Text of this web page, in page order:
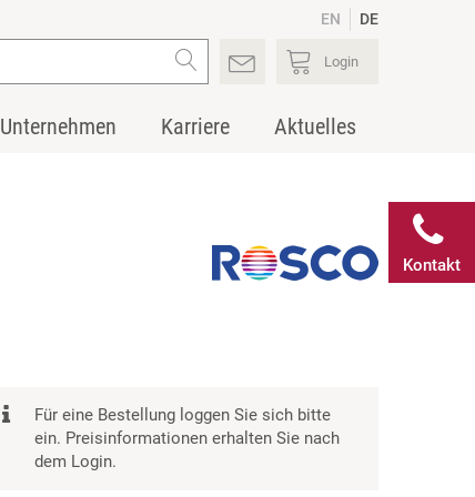
EN DE
Login
Unternehmen Karriere Aktuelles
Kontakt
Für eine Bestellung loggen Sie sich bitte
ein. Preisinformationen erhalten Sie nach
dem Login.